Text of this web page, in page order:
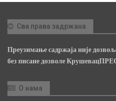
Сва права задржана
Преузимање садржаја није
без писане дозволе
О нама